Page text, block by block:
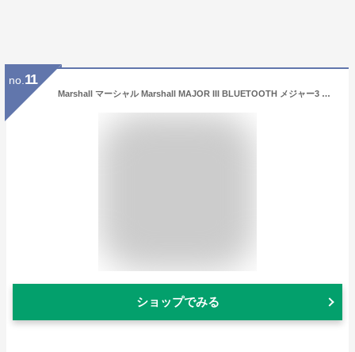
no. 11
Marshall マーシャル Marshall MAJOR III BLUETOOTH メジャー3 ブルートゥース ワイヤレスヘッドホン ワイヤレス ヘッドホン 最大80時間連続再生バッテリー ワイヤレスチャージ マーシャル メジャー
ショップでみる